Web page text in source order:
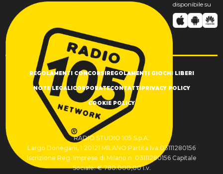
disponibile su
REGOLAMENTI CONCORSI REGOLAMENTI GIOCHI LIBERI
NOTE LEGALI CORPORATECONTATTI PRIVACY POLICY
COOKIE POLICY
RADIO STUDIO 105 S.p.A.
Largo Donegani, 1 20121 MILANO Partita Iva 03111280156
Iscrizione Reg. Imprese di Milano n. 03111280156 Capitale
Sociale: € 780.000,00 i.v.